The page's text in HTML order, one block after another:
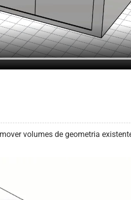
volumes de geometria